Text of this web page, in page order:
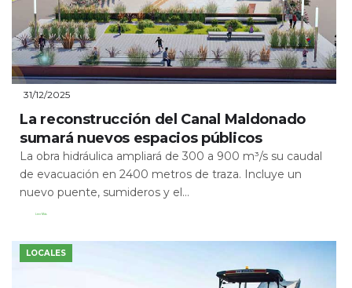
31/12/2025
La reconstrucción del Canal Maldonado
sumará nuevos espacios públicos
La obra hidráulica ampliará de 300 a 900 m³/s su caudal
de evacuación en 2400 metros de traza. Incluye un
nuevo puente, sumideros y el...
Leer Más
LOCALES